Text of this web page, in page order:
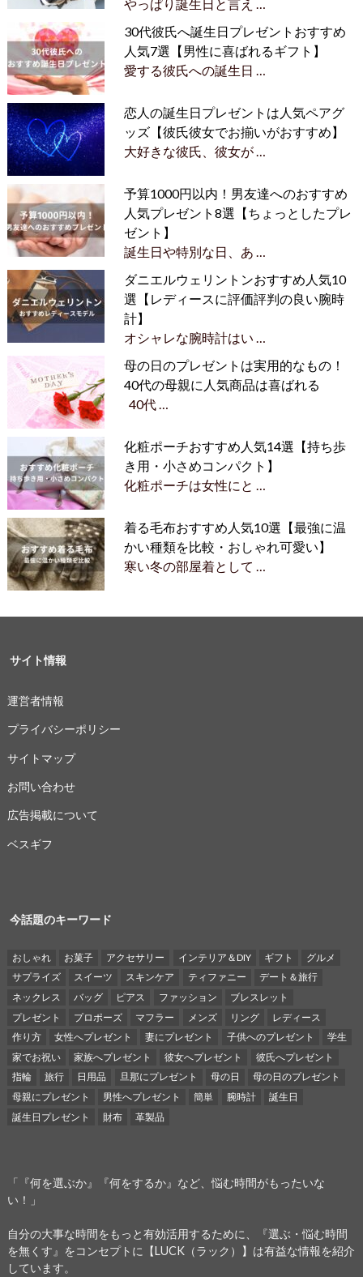
やっぱり誕生日と言え …
30代彼氏へ誕生日プレゼントおすすめ
人気7選【男性に喜ばれるギフト】
愛する彼氏への誕生日 …
恋人の誕生日プレゼントは人気ペアグ
ッズ【彼氏彼女でお揃いがおすすめ】
大好きな彼氏、彼女が …
予算1000円以内！男友達へのおすすめ
人気プレゼント8選【ちょっとしたプレ
ゼント】
誕生日や特別な日、あ …
ダニエルウェリントンおすすめ人気10
選【レディースに評価評判の良い腕時
計】
オシャレな腕時計はい …
母の日のプレゼントは実用的なもの！
40代の母親に人気商品は喜ばれる
40代 …
化粧ポーチおすすめ人気14選【持ち歩
き用・小さめコンパクト】
化粧ポーチは女性にと …
着る毛布おすすめ人気10選【最強に温
かい種類を比較・おしゃれ可愛い】
寒い冬の部屋着として …
サイト情報
運営者情報
プライバシーポリシー
サイトマップ
お問い合わせ
広告掲載について
ベスギフ
今話題のキーワード
おしゃれ お菓子 アクセサリー インテリア＆DIY ギフト
グルメ
サプライズ
スイーツ スキンケア ティファニー
デート＆旅行
ネックレス
バッグ ピアス ファッション
ブレスレット
プレゼント
プロポーズ マフラー メンズ リング
レディース
作り方
女性へプレゼント 妻にプレゼント 子供へのプレゼント
学生
家でお祝い
家族へプレゼント 彼女へプレゼント
彼氏へプレゼント
指輪
旅行 日用品 旦那にプレゼント 母の日
母の日のプレゼント
母親にプレゼント
男性へプレゼント 簡単 腕時計
誕生日
誕生日プレゼント
財布 革製品
「『何を選ぶか』『何をするか』など、悩む時間がもったいな
い！」
自分の大事な時間をもっと有効活用するために、『選ぶ・悩む時間
を無くす』をコンセプトに【LUCK（ラック）】は有益な情報を紹介
しています。